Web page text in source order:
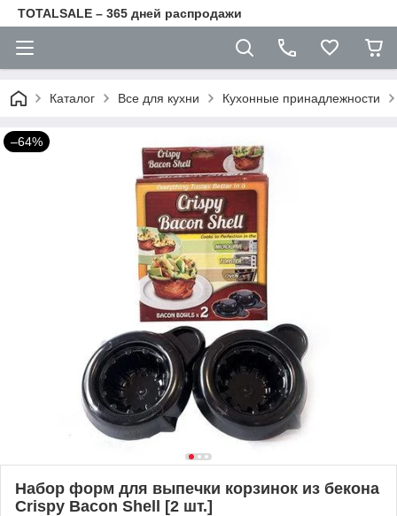
TOTALSALE – 365 дней распродажи
Каталог Все для кухни Кухонные принадлежности
–64%
Набор форм для выпечки корзинок из бекона
Crispy Bacon Shell [2 шт.]